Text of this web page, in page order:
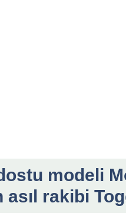
modeli
rakibi